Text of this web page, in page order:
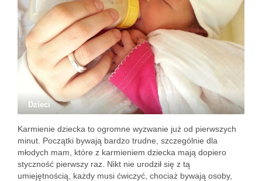
Dzieci
Karmienie dziecka to ogromne wyzwanie już od pierwszych
minut. Początki bywają bardzo trudne, szczególnie dla
młodych mam, które z karmieniem dziecka mają dopiero
styczność pierwszy raz. Nikt nie urodził się z tą
umiejętnością, każdy musi ćwiczyć, chociaż bywają osoby,